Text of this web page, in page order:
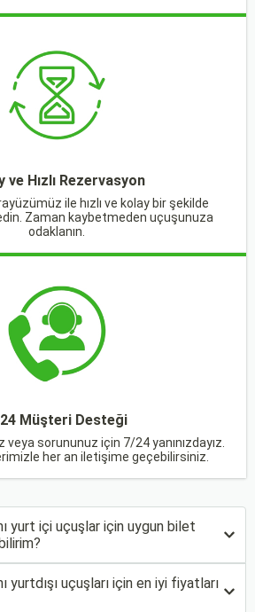
ve Hızlı Rezervasyon
ile hızlı ve kolay bir şekilde
Zaman kaybetmeden uçuşunuza
odaklanın.
Müşteri Desteği
sorununuz için 7/24 yanınızdayız.
her an iletişime geçebilirsiniz.
yurt içi uçuşlar için uygun bilet
yurtdışı uçuşları için en iyi fiyatları